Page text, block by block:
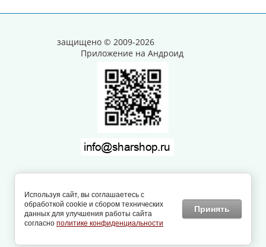
защищено © 2009-2026
Приложение на Андроид
Мегагрупп.
Используя сайт, вы соглашаетесь с
обработкой cookie и сбором технических
данных для улучшения работы сайта
согласно политике конфиденциальности
Принять